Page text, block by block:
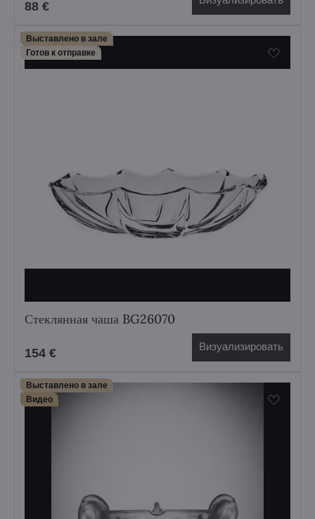
88 €
Выставлено в зале
Готов к отправке
Стеклянная чаша BG26070
154 € Визуализировать
Выставлено в зале
Bидео